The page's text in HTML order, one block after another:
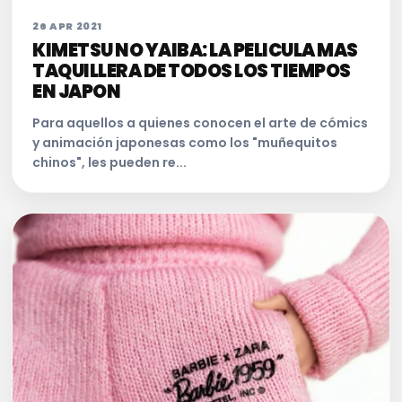
26 APR 2021
KIMETSU NO YAIBA: LA PELICULA MAS
TAQUILLERA DE TODOS LOS TIEMPOS
EN JAPON
Para aquellos a quienes conocen el arte de cómics
y animación japonesas como los "muñequitos
chinos", les pueden re...